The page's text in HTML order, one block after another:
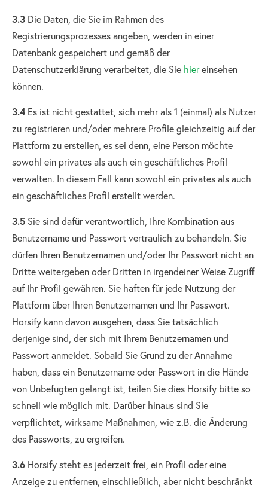
3.3 Die Daten, die Sie im Rahmen des
Registrierungsprozesses angeben, werden in einer
Datenbank gespeichert und gemäß der
Datenschutzerklärung verarbeitet, die Sie hiereinsehen
können.
3.4 Es ist nicht gestattet, sich mehr als 1 (einmal) als Nutzer
zu registrieren und/oder mehrere Profile gleichzeitig auf der
Plattform zu erstellen, es sei denn, eine Person möchte
sowohl ein privates als auch ein geschäftliches Profil
verwalten. In diesem Fall kann sowohl ein privates als auch
ein geschäftliches Profil erstellt werden.
3.5 Sie sind dafür verantwortlich, Ihre Kombination aus
Benutzername und Passwort vertraulich zu behandeln. Sie
dürfen Ihren Benutzernamen und/oder Ihr Passwort nicht an
Dritte weitergeben oder Dritten in irgendeiner Weise Zugriff
auf Ihr Profil gewähren. Sie haften für jede Nutzung der
Plattform über Ihren Benutzernamen und Ihr Passwort.
Horsify kann davon ausgehen, dass Sie tatsächlich
derjenige sind, der sich mit Ihrem Benutzernamen und
Passwort anmeldet. Sobald Sie Grund zu der Annahme
haben, dass ein Benutzername oder Passwort in die Hände
von Unbefugten gelangt ist, teilen Sie dies Horsify bitte so
schnell wie möglich mit. Darüber hinaus sind Sie
verpflichtet, wirksame Maßnahmen, wie z.B. die Änderung
des Passworts, zu ergreifen.
3.6 Horsify steht es jederzeit frei, ein Profil oder eine
Anzeige zu entfernen, einschließlich, aber nicht beschränkt